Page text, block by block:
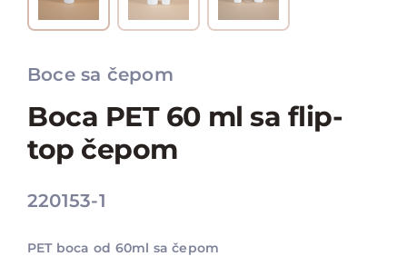
Boce sa čepom
Boca PET 60 ml sa flip-
top čepom
220153-1
PET boca od 60ml sa čepom